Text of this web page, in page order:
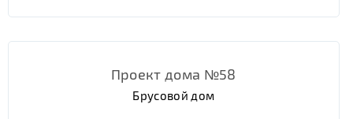
Проект дома №58
Брусовой дом